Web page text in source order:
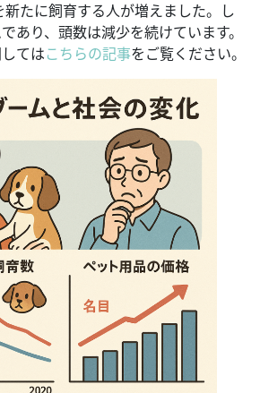
たに飼育する人が増えました。し
あり、頭数は減少を続けています。
てはこちらの記事をご覧ください。